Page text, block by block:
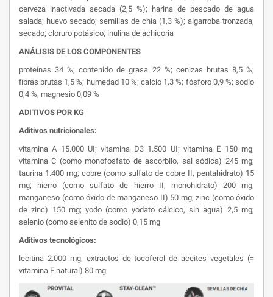
cerveza inactivada secada (2,5 %); harina de pescado de agua
salada; huevo secado; semillas de chía (1,3 %); algarroba tronzada,
secado; cloruro potásico; inulina de achicoria
ANÁLISIS DE LOS COMPONENTES
proteínas 34 %; contenido de grasa 22 %; cenizas brutas 8,5 %;
fibras brutas 1,5 %; humedad 10 %; calcio 1,3 %; fósforo 0,9 %; sodio
0,4 %; magnesio 0,09 %
ADITIVOS POR KG
Aditivos nutricionales:
vitamina A 15.000 UI; vitamina D3 1.500 UI; vitamina E 150 mg;
vitamina C (como monofosfato de ascorbilo, sal sódica) 245 mg;
taurina 1.400 mg; cobre (como sulfato de cobre II, pentahidrato) 15
mg; hierro (como sulfato de hierro II, monohidrato) 200 mg;
manganeso (como óxido de manganeso II) 50 mg; zinc (como óxido
de zinc) 150 mg; yodo (como yodato cálcico, sin agua) 2,5 mg;
selenio (como selenito de sodio) 0,15 mg
Aditivos tecnológicos:
lecitina 2.000 mg; extractos de tocoferol de aceites vegetales (=
vitamina E natural) 80 mg